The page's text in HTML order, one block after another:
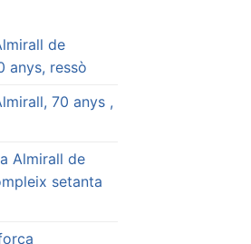
de
anys, ressò
70 anys ,
Almirall de
setanta